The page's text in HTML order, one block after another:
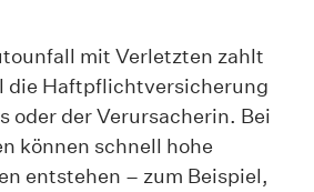
mit Verletzten zahlt
die Haftpflichtversicherung
oder der Verursacherin. Bei
können schnell hohe
entstehen – zum Beispiel,